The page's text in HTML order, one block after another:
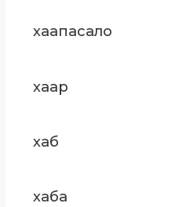
хаапасало
хаар
хаб
хаба